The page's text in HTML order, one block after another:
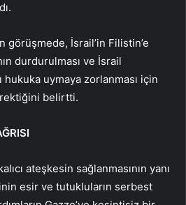
görüşmede, İsrail’in Filistin’e
durdurulması ve İsrail
uymaya zorlanması için
belirtti.
ateşkesin sağlanmasının yanı
esir ve tutukluların serbest